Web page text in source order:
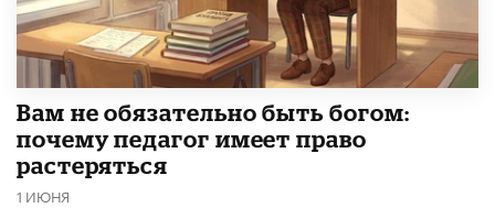
​Вам не обязательно быть богом:
почему педагог имеет право
растеряться
1 ИЮНЯ